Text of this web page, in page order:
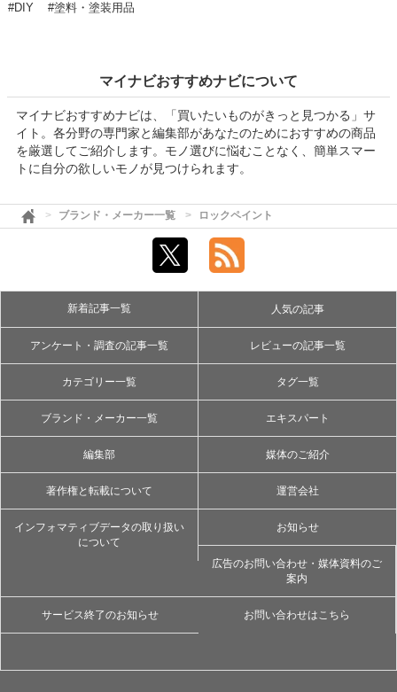
#DIY #塗料・塗装用品
マイナビおすすめナビについて
マイナビおすすめナビは、「買いたいものがきっと見つかる」サ
イト。各分野の専門家と編集部があなたのためにおすすめの商品
を厳選してご紹介します。モノ選びに悩むことなく、簡単スマー
トに自分の欲しいモノが見つけられます。
ブランド・メーカー一覧 ロックペイント
新着記事一覧 人気の記事
アンケート・調査の記事一覧 レビューの記事一覧
カテゴリー一覧 タグ一覧
ブランド・メーカー一覧 エキスパート
編集部 媒体のご紹介
著作権と転載について 運営会社
インフォマティブデータの取り扱い
について
お知らせ
広告のお問い合わせ・媒体資料のご
案内
サービス終了のお知らせ お問い合わせはこちら